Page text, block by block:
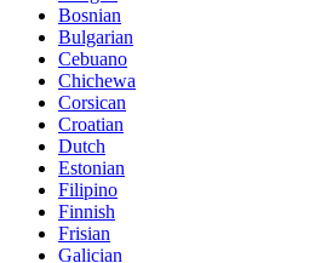
Bosnian
Bulgarian
Cebuano
Chichewa
Corsican
Croatian
Dutch
Estonian
Filipino
Finnish
Frisian
Galician